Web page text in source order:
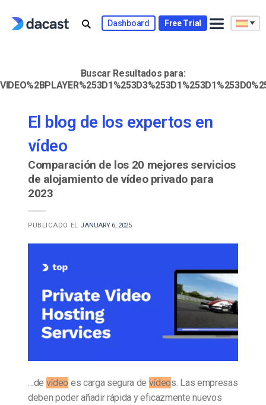
Dashboard Free Trial
Buscar Resultados para:
El blog de los expertos en
vídeo
Comparación de los 20 mejores servicios
de alojamiento de vídeo privado para
2023
PUBLICADO EL JANUARY 6, 2025
…de vídeo es carga segura de vídeos. Las empresas
deben poder añadir rápida y eficazmente nuevos